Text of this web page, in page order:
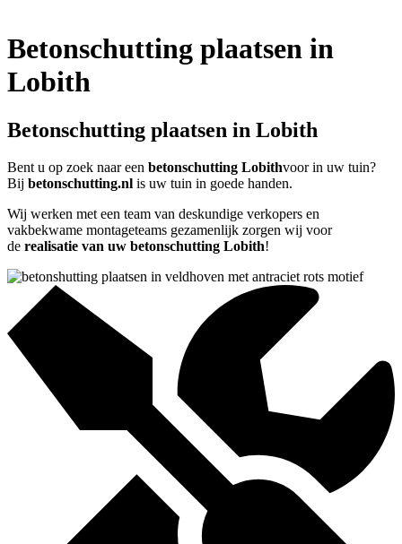
Betonschutting plaatsen in
Lobith
Betonschutting plaatsen in Lobith
Bent u op zoek naar een betonschutting Lobithvoor in uw tuin?
Bij betonschutting.nl is uw tuin in goede handen.
Wij werken met een team van deskundige verkopers en
vakbekwame montageteams gezamenlijk zorgen wij voor
de realisatie van uw betonschutting Lobith!